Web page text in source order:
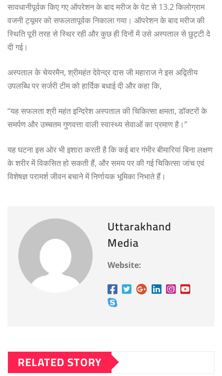
सावधानीपूर्वक किए गए ऑपरेशन के बाद मरीज के पेट से 13.2 किलोग्राम
वजनी ट्यूमर को सफलतापूर्वक निकाला गया। ऑपरेशन के बाद मरीज की
स्थिति पूरी तरह से स्थिर रही और कुछ ही दिनों में उसे अस्पताल से छुट्टी दे
दी गई।
अस्पताल के चेयरमैन, श्रीमहंत देवेन्द्र दास जी महाराज ने इस अद्वितीय
उपलब्धि पर सर्जरी टीम को हार्दिक बधाई दी और कहा कि,
“यह सफलता श्री महंत इन्दिरेश अस्पताल की चिकित्सा क्षमता, डॉक्टरों के
समर्पण और उच्चतम गुणवत्ता वाली स्वास्थ्य सेवाओं का प्रमाण है।”
यह घटना इस ओर भी इशारा करती है कि कई बार गंभीर बीमारियां बिना लक्षण
के शरीर में विकसित हो सकती हैं, और समय पर की गई चिकित्सा जांच एवं
विशेषज्ञ परामर्श जीवन बचाने में निर्णायक भूमिका निभाते हैं।
Uttarakhand
Media
Website:
RELATED STORY